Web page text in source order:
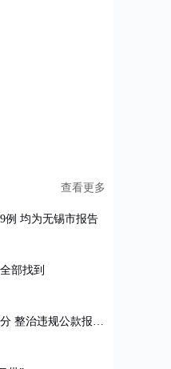
查看更多
例 均为无锡市报告
部找到
虚列名目套取、化整为零拆分 整治违规公款报销乱象